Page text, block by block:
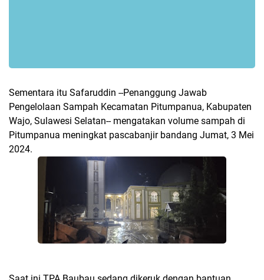
Sementara itu Safaruddin --Penanggung Jawab
Pengelolaan Sampah Kecamatan Pitumpanua, Kabupaten
Wajo, Sulawesi Selatan-- mengatakan volume sampah di
Pitumpanua meningkat pascabanjir bandang Jumat, 3 Mei
2024.